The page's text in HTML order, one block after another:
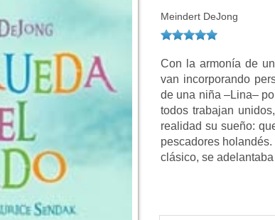
Meindert DeJong
Con la armonía de
van incorporando
de una niña –Lina–
todos trabajan
realidad su sueño:
pescadores
clásico, se